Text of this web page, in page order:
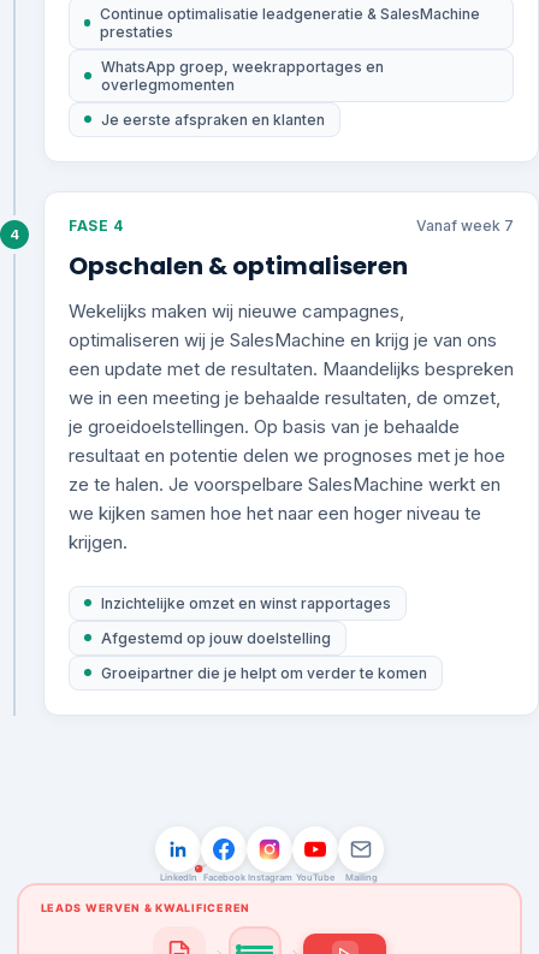
Continue optimalisatie leadgeneratie & SalesMachine
prestaties
WhatsApp groep, weekrapportages en
overlegmomenten
Je eerste afspraken en klanten
4 FASE 4 Vanaf week 7
Opschalen & optimaliseren
Wekelijks maken wij nieuwe campagnes,
optimaliseren wij je SalesMachine en krijg je van ons
een update met de resultaten. Maandelijks bespreken
we in een meeting je behaalde resultaten, de omzet,
je groeidoelstellingen. Op basis van je behaalde
resultaat en potentie delen we prognoses met je hoe
ze te halen. Je voorspelbare SalesMachine werkt en
we kijken samen hoe het naar een hoger niveau te
krijgen.
Inzichtelijke omzet en winst rapportages
Afgestemd op jouw doelstelling
Groeipartner die je helpt om verder te komen
LinkedIn Facebook Instagram YouTube Mailing
LEADS WERVEN & KWALIFICEREN